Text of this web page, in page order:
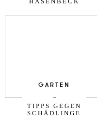
GARTEN
TIPPS GEGEN
SCHÄDLINGE